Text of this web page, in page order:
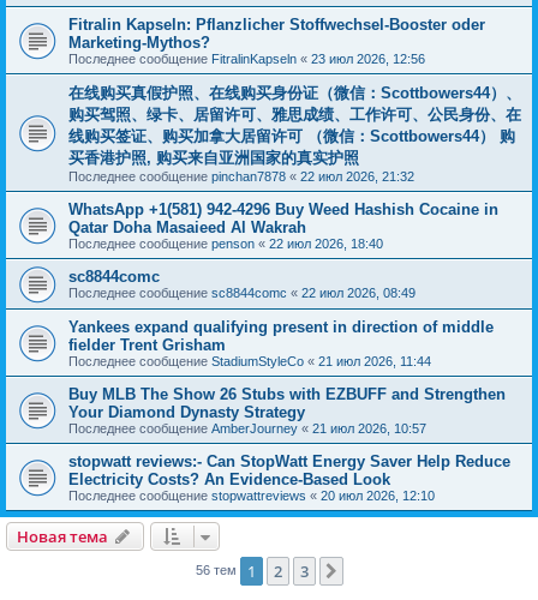
Fitralin Kapseln: Pflanzlicher Stoffwechsel-Booster oder
Marketing-Mythos?
Последнее сообщение FitralinKapseln « 23 июл 2026, 12:56
在线购买真假护照、在线购买身份证（微信：Scottbowers44）、
购买驾照、绿卡、居留许可、雅思成绩、工作许可、公民身份、在
线购买签证、购买加拿大居留许可 （微信：Scottbowers44） 购
买香港护照, 购买来自亚洲国家的真实护照
Последнее сообщение pinchan7878 « 22 июл 2026, 21:32
WhatsApp +1(581) 942-4296 Buy Weed Hashish Cocaine in
Qatar Doha Masaieed Al Wakrah
Последнее сообщение penson « 22 июл 2026, 18:40
sc8844comc
Последнее сообщение sc8844comc « 22 июл 2026, 08:49
Yankees expand qualifying present in direction of middle
fielder Trent Grisham
Последнее сообщение StadiumStyleCo « 21 июл 2026, 11:44
Buy MLB The Show 26 Stubs with EZBUFF and Strengthen
Your Diamond Dynasty Strategy
Последнее сообщение AmberJourney « 21 июл 2026, 10:57
stopwatt reviews:- Can StopWatt Energy Saver Help Reduce
Electricity Costs? An Evidence-Based Look
Последнее сообщение stopwattreviews « 20 июл 2026, 12:10
Новая тема
56 тем 1 2 3